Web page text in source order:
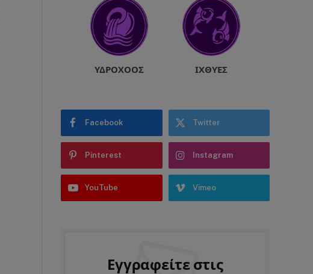
ΥΔΡΟΧΌΟΣ ΙΧΘΎΕΣ
Facebook Twitter
Pinterest Instagram
YouTube Vimeo
Εγγραφείτε στις